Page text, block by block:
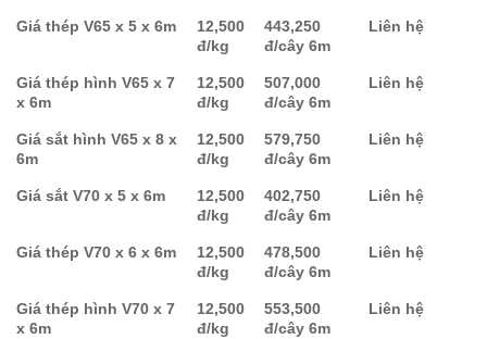
Giá thép V65 x 5 x 6m
12,500
đ/kg
443,250
đ/cây 6m
Liên hệ
Giá thép hình V65 x 7
x 6m
12,500
đ/kg
507,000
đ/cây 6m
Liên hệ
Giá sắt hình V65 x 8 x
6m
12,500
đ/kg
579,750
đ/cây 6m
Liên hệ
Giá sắt V70 x 5 x 6m
12,500
đ/kg
402,750
đ/cây 6m
Liên hệ
Giá thép V70 x 6 x 6m
12,500
đ/kg
478,500
đ/cây 6m
Liên hệ
Giá thép hình V70 x 7
x 6m
12,500
đ/kg
553,500
đ/cây 6m
Liên hệ